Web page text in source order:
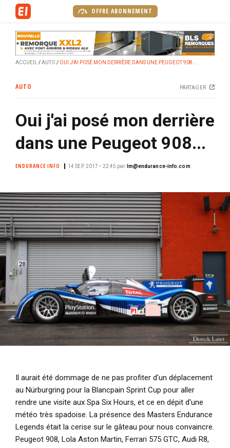
r
i
n
c
i
p
OFFRE ABONNEMENT
ACCUEIL AUTO OUI J'AI POSÉ MON DERRIÈRE DANS UNE PEUGEOT 908...
AUTO PARTAGER
Oui j'ai posé mon derrière
dans une Peugeot 908...
ENDURANCE INFO 14 SEP. 2017 • 22:45 par lm@endurance-info.com
Il aurait été dommage de ne pas profiter d'un déplacement
au Nürburgring pour la Blancpain Sprint Cup pour aller
rendre une visite aux Spa Six Hours, et ce en dépit d'une
météo très spadoise. La présence des Masters Endurance
Legends était la cerise sur le gâteau pour nous convaincre.
Peugeot 908, Lola Aston Martin, Ferrari 575 GTC, Audi R8,